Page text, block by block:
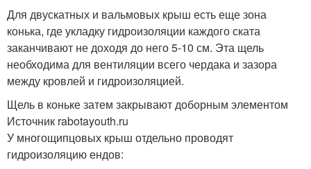
Для двускатных и вальмовых крыш есть еще зона
конька, где укладку гидроизоляции каждого ската
заканчивают не доходя до него 5-10 см. Эта щель
необходима для вентиляции всего чердака и зазора
между кровлей и гидроизоляцией.
Щель в коньке затем закрывают доборным элементом
Источник rabotayouth.ru
У многощипцовых крыш отдельно проводят
гидроизоляцию ендов: